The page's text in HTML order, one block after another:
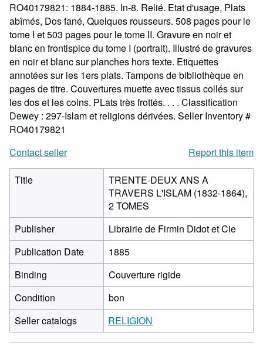
RO40179821: 1884-1885. In-8. Relié. Etat d'usage, Plats
abîmés, Dos fané, Quelques rousseurs. 508 pages pour le
tome I et 503 pages pour le tome II. Gravure en noir et
blanc en frontispice du tome I (portrait). Illustré de gravures
en noir et blanc sur planches hors texte. Etiquettes
annotées sur les 1ers plats. Tampons de bibliothèque en
pages de titre. Couvertures muette avec tissus collés sur
les dos et les coins. PLats très frottés. . . . Classification
Dewey : 297-Islam et religions dérivées. Seller Inventory #
RO40179821
Contact seller
Report this item
Title
TRENTE-DEUX ANS A
TRAVERS L'ISLAM (1832-1864),
2 TOMES
Publisher
Librairie de Firmin Didot et Cie
Publication Date
1885
Binding
Couverture rigide
Condition
bon
Seller catalogs
RELIGION